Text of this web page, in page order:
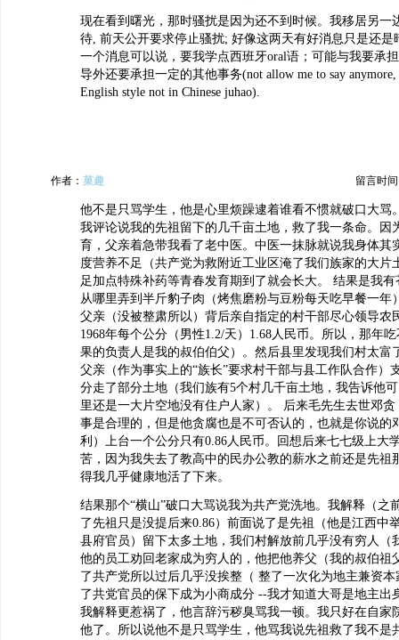
现在看到曙光，那时骚扰是因为还不到时候。我移居另一
待, 前天公开要求停止骚扰; 好像这两天有好消息只是还是
一个消息可以说，要我学点西班牙oral语；可能与我要承
导外还要承担一定的其他事务(not allow me to say anymore,
English style not in Chinese juhao).
作者： 菓趣 留言时间
他不是只骂学生，他是心里烦躁逮着谁看不惯就破口大骂
我评论说我的先祖留下的几千亩土地，救了我一条命。因
育，父亲着急带我看了老中医。中医一抹脉就说我身体其
度营养不足（共产党为救附近工业区淹了我们族家的大片
足加点特殊补药等青春发育期到了就会长大。 结果是我
从哪里弄到半斤豹子肉（烤焦磨粉与豆粉每天吃早餐一年
父亲（没被整肃所以）背后亲自指定的村干部尽心领导农
1968年每个公分（男性1.2/天）1.68人民币。所以，那年
果的负责人是我的叔伯伯父）。然后县里发现我们村太富
父亲（作为事实上的“族长”要求村干部与县工作队合作）
分走了部分土地（我们族有5个村几千亩土地，我告诉他
里还是一大片空地没有住户人家）。 后来毛先生去世邓
事是合理的，但是他贪腐也是不可否认的，也就是你说的
利）上台一个公分只有0.86人民币。回想后来七七级上大
苦，因为我失去了教高中的民办公教的薪水之前还是先祖
得我几乎健康地活了下来。
结果那个“横山”破口大骂说我为共产党洗地。我解释（之
了先祖只是没提后来0.86）前面说了是先祖（他是江西中
县府官员）留下太多土地，我们村解放前几乎没有穷人（
他的员工劝回老家成为穷人的，他把他养父（我的叔伯祖
了共产党所以过后几乎没挨整（ 整了一次化为地主兼资
了共党官员的保下成为小商成分 --我才知道大哥是地主出
我解释更惹祸了，他言辞污秽臭骂我一顿。我只好在自家
他了。所以说他不是只骂学生，他骂我说先祖救了我不是